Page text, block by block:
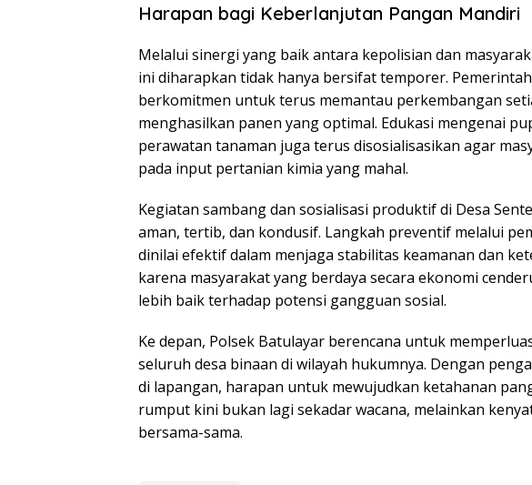
Harapan bagi Keberlanjutan Pangan Mandiri
Melalui sinergi yang baik antara kepolisian dan
ini diharapkan tidak hanya bersifat temporer.
berkomitmen untuk terus memantau perkembangan
menghasilkan panen yang optimal. Edukasi mengenai
perawatan tanaman juga terus disosialisasikan agar
pada input pertanian kimia yang mahal.
Kegiatan sambang dan sosialisasi produktif di Desa
aman, tertib, dan kondusif. Langkah preventif melalui
dinilai efektif dalam menjaga stabilitas keamanan dan
karena masyarakat yang berdaya secara ekonomi
lebih baik terhadap potensi gangguan sosial.
Ke depan, Polsek Batulayar berencana untuk
seluruh desa binaan di wilayah hukumnya. Dengan
di lapangan, harapan untuk mewujudkan ketahanan
rumput kini bukan lagi sekadar wacana, melainkan
bersama-sama.